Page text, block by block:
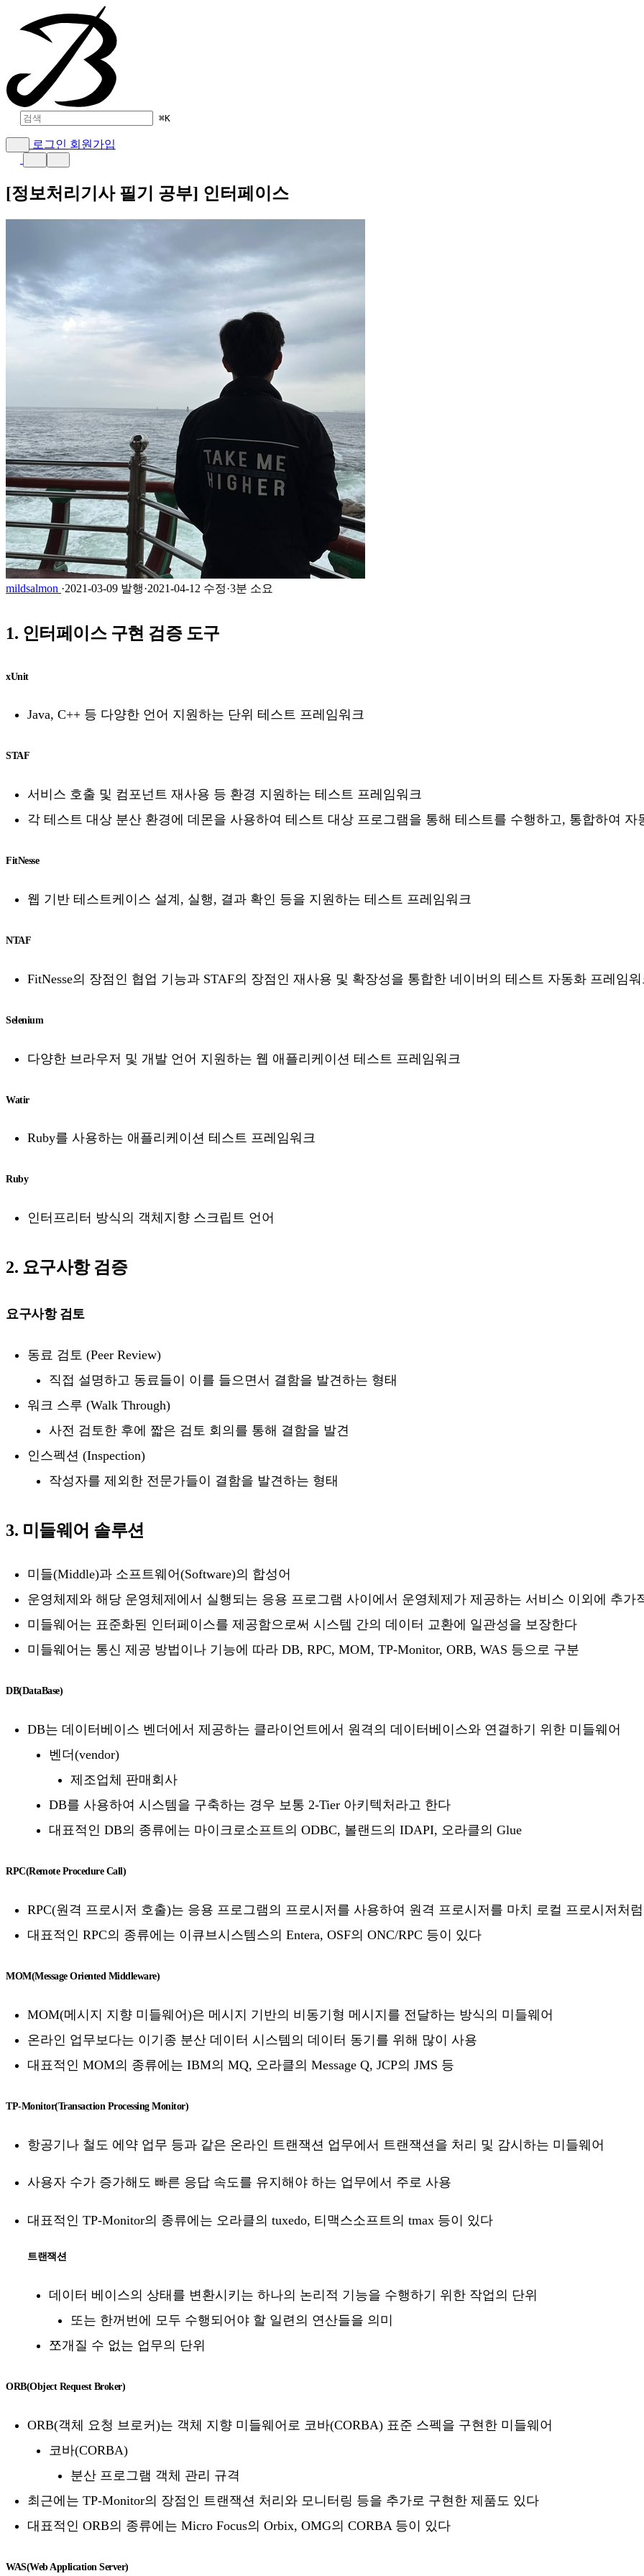
⌘K
로그인 회원가입
[정보처리기사 필기 공부] 인터페이스
mildsalmon ·2021-03-09 발행·2021-04-12 수정·3분 소요
1. 인터페이스 구현 검증 도구
xUnit
Java, C++ 등 다양한 언어 지원하는 단위 테스트 프레임워크
STAF
서비스 호출 및 컴포넌트 재사용 등 환경 지원하는 테스트 프레임워크
각 테스트 대상 분산 환경에 데몬을 사용하여 테스트 대상 프로그램을 통해 테스트를 수행하고, 통합하여 자
FitNesse
웹 기반 테스트케이스 설계, 실행, 결과 확인 등을 지원하는 테스트 프레임워크
NTAF
FitNesse의 장점인 협업 기능과 STAF의 장점인 재사용 및 확장성을 통합한 네이버의 테스트 자동화 프레임
Selenium
다양한 브라우저 및 개발 언어 지원하는 웹 애플리케이션 테스트 프레임워크
Watir
Ruby를 사용하는 애플리케이션 테스트 프레임워크
Ruby
인터프리터 방식의 객체지향 스크립트 언어
2. 요구사항 검증
요구사항 검토
동료 검토 (Peer Review)
직접 설명하고 동료들이 이를 들으면서 결함을 발견하는 형태
워크 스루 (Walk Through)
사전 검토한 후에 짧은 검토 회의를 통해 결함을 발견
인스펙션 (Inspection)
작성자를 제외한 전문가들이 결함을 발견하는 형태
3. 미들웨어 솔루션
미들(Middle)과 소프트웨어(Software)의 합성어
운영체제와 해당 운영체제에서 실행되는 응용 프로그램 사이에서 운영체제가 제공하는 서비스 이외에 추가
미들웨어는 표준화된 인터페이스를 제공함으로써 시스템 간의 데이터 교환에 일관성을 보장한다
미들웨어는 통신 제공 방법이나 기능에 따라 DB, RPC, MOM, TP-Monitor, ORB, WAS 등으로 구분
DB(DataBase)
DB는 데이터베이스 벤더에서 제공하는 클라이언트에서 원격의 데이터베이스와 연결하기 위한 미들웨어
벤더(vendor)
제조업체 판매회사
DB를 사용하여 시스템을 구축하는 경우 보통 2-Tier 아키텍처라고 한다
대표적인 DB의 종류에는 마이크로소프트의 ODBC, 볼랜드의 IDAPI, 오라클의 Glue
RPC(Remote Procedure Call)
RPC(원격 프로시저 호출)는 응용 프로그램의 프로시저를 사용하여 원격 프로시저를 마치 로컬 프로시저처
대표적인 RPC의 종류에는 이큐브시스템스의 Entera, OSF의 ONC/RPC 등이 있다
MOM(Message Oriented Middleware)
MOM(메시지 지향 미들웨어)은 메시지 기반의 비동기형 메시지를 전달하는 방식의 미들웨어
온라인 업무보다는 이기종 분산 데이터 시스템의 데이터 동기를 위해 많이 사용
대표적인 MOM의 종류에는 IBM의 MQ, 오라클의 Message Q, JCP의 JMS 등
TP-Monitor(Transaction Processing Monitor)
항공기나 철도 에약 업무 등과 같은 온라인 트랜잭션 업무에서 트랜잭션을 처리 및 감시하는 미들웨어
사용자 수가 증가해도 빠른 응답 속도를 유지해야 하는 업무에서 주로 사용
대표적인 TP-Monitor의 종류에는 오라클의 tuxedo, 티맥스소프트의 tmax 등이 있다
트랜잭션
데이터 베이스의 상태를 변환시키는 하나의 논리적 기능을 수행하기 위한 작업의 단위
또는 한꺼번에 모두 수행되어야 할 일련의 연산들을 의미
쪼개질 수 없는 업무의 단위
ORB(Object Request Broker)
ORB(객체 요청 브로커)는 객체 지향 미들웨어로 코바(CORBA) 표준 스펙을 구현한 미들웨어
코바(CORBA)
분산 프로그램 객체 관리 규격
최근에는 TP-Monitor의 장점인 트랜잭션 처리와 모니터링 등을 추가로 구현한 제품도 있다
대표적인 ORB의 종류에는 Micro Focus의 Orbix, OMG의 CORBA 등이 있다
WAS(Web Application Server)